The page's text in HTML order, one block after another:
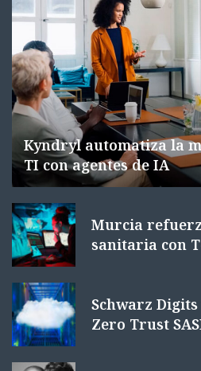
Kyndryl automatiza la
TI con agentes de IA
Murcia
sanitaria con
Schwarz
Zero Trust